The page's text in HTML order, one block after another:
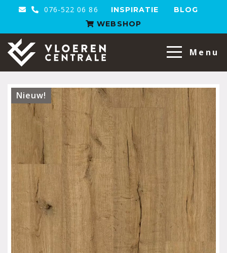
076-522 06 86 INSPIRATIE
BLOG
WEBSHOP
VloerenCentrale
Menu
Nieuw!